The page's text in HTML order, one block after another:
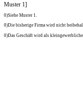
Muster 1]
0)Siehe Muster 1.
0)Die bisherige Firma wird nicht
0)Das Geschäft wird als